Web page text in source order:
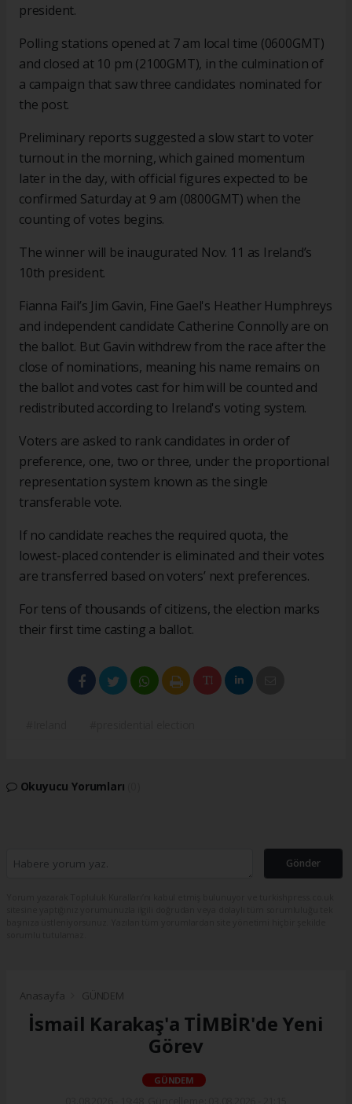
president.
Polling stations opened at 7 am local time (0600GMT)
and closed at 10 pm (2100GMT), in the culmination of
a campaign that saw three candidates nominated for
the post.
Preliminary reports suggested a slow start to voter
turnout in the morning, which gained momentum
later in the day, with official figures expected to be
confirmed Saturday at 9 am (0800GMT) when the
counting of votes begins.
The winner will be inaugurated Nov. 11 as Ireland’s
10th president.
Fianna Fail’s Jim Gavin, Fine Gael's Heather Humphreys
and independent candidate Catherine Connolly are on
the ballot. But Gavin withdrew from the race after the
close of nominations, meaning his name remains on
the ballot and votes cast for him will be counted and
redistributed according to Ireland's voting system.
Voters are asked to rank candidates in order of
preference, one, two or three, under the proportional
representation system known as the single
transferable vote.
If no candidate reaches the required quota, the
lowest-placed contender is eliminated and their votes
are transferred based on voters’ next preferences.
For tens of thousands of citizens, the election marks
their first time casting a ballot.
Okuyucu Yorumları
Gönder
Anasayfa GÜNDEM
İsmail Karakaş'a TİMBİR'de Yeni
Görev
GÜNDEM